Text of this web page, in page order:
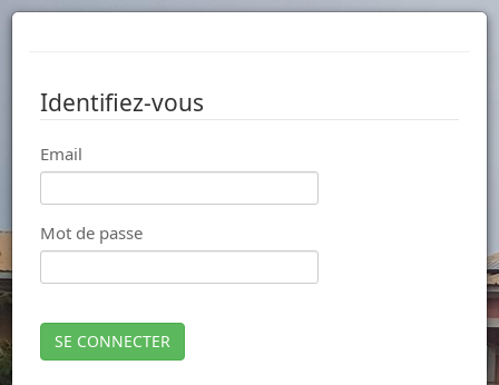
Identifiez-vous
Email
Mot de passe
SE CONNECTER